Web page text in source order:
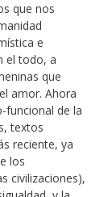
que nos
e
el todo, a
que
amor. Ahora
funcional de la
textos
reciente, ya
los
civilizaciones),